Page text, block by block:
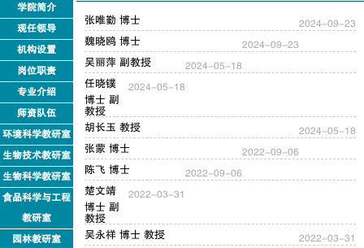
学院简介
现任领导
机构设置
岗位职责
专业介绍
师资队伍
环境科学教研室
生物技术教研室
生物科学教研室
食品科学与工程
教研室
园林教研室
2024-09-23
张唯勤 博士
2024-09-23
魏晓鸥 博士
2024-05-18
吴丽萍 副教授
2024-05-18
任晓镤
博士 副
教授
2024-05-18
胡长玉 教授
2022-09-06
张蒙 博士
2022-09-06
陈飞 博士
2022-03-31
楚文靖
博士 副
教授
2022-03-31
吴永祥 博士 教授